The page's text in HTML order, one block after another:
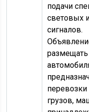
подачи
световых
сигналов.
размещать
грузов,